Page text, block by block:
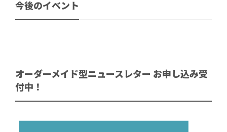
今後のイベント
オーダーメイド型ニュースレター お申し込み受
付中！